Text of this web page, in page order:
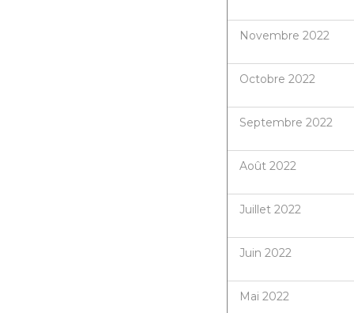
Novembre 2022
Octobre 2022
Septembre 2022
Août 2022
Juillet 2022
Juin 2022
Mai 2022